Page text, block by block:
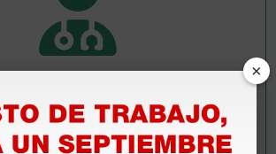
alguna duda? ¿Necesitas más
×